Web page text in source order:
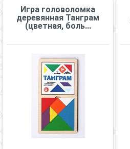
Игра головоломка
деревянная Танграм
(цветная, боль...